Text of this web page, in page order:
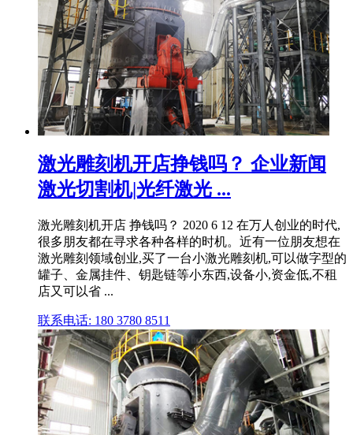
激光雕刻机开店挣钱吗？ 企业新闻
激光切割机|光纤激光 ...
激光雕刻机开店 挣钱吗？ 2020 6 12 在万人创业的时代,
很多朋友都在寻求各种各样的时机。近有一位朋友想在
激光雕刻领域创业,买了一台小激光雕刻机,可以做字型的
罐子、金属挂件、钥匙链等小东西,设备小,资金低,不租
店又可以省 ...
联系电话: 180 3780 8511